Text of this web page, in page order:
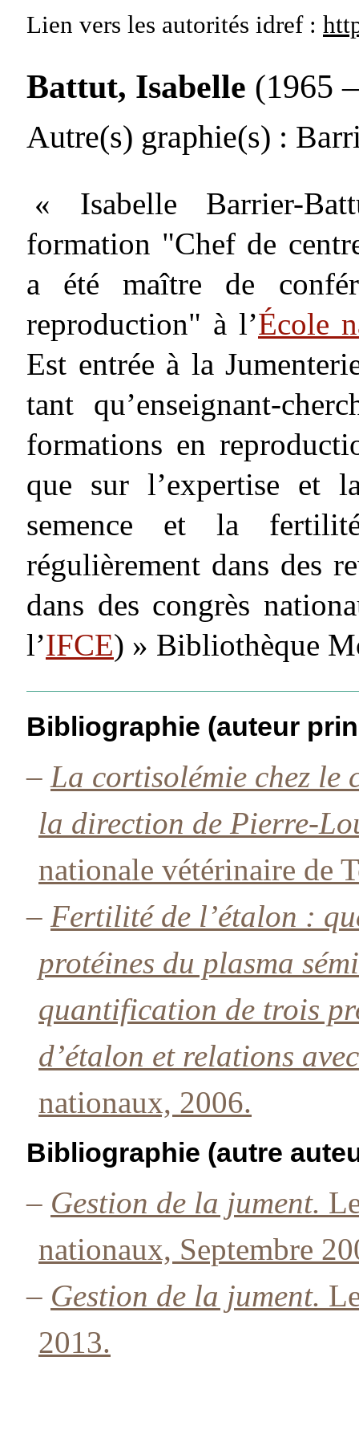
Lien vers les autorités idref :
Battut, Isabelle (1965
Autre(s) graphie(s) :
« Isabelle Barrier-
formation "Chef de
a été maître de
reproduction" à l’École
Est entrée à la
tant qu’enseignant-
formations en
que sur l’expertise et
semence et la
régulièrement dans des
dans des congrès
l’IFCE) » Bibliothèque
Bibliographie (auteur
– La cortisolémie chez
la direction de Pierre-
nationale vétérinaire de
– Fertilité de l’étalon :
protéines du plasma
quantification de trois
d’étalon et relations
nationaux, 2006.
Bibliographie (autre
– Gestion de la jument.
nationaux, Septembre
– Gestion de la jument.
2013.